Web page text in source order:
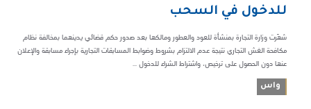
للدخول في السحب
شهّرت وزارة التجارة بمنشأة للعود والعطور ومالكها بعد صدور حكم قضائي يدينهما بمخالفة نظام
مكافحة الغش التجاري نتيجة عدم الالتزام بشروط وضوابط المسابقات التجارية بإجراء مسابقة والإعلان
عنها دون الحصول على ترخيص، واشتراط الشراء للدخول ...
واس